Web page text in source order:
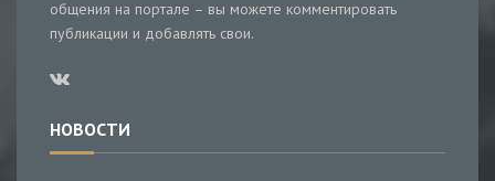
общения на портале – вы можете комментировать
публикации и добавлять свои.
НОВОСТИ